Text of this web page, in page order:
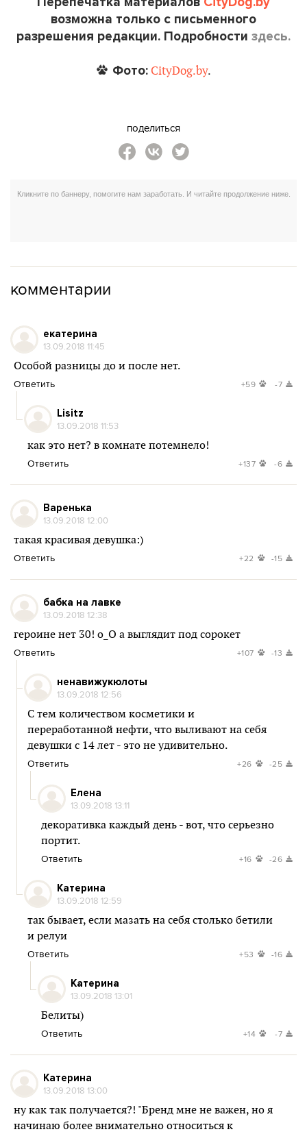
возможна только с письменного
разрешения редакции. Подробности здесь.
Фото: CityDog.by.
поделиться
комментарии
екатерина
13.09.2018 11:45
Особой разницы до и после нет.
Ответить +59 -7
Lisitz
13.09.2018 11:53
как это нет? в комнате потемнело!
Ответить +137 -6
Варенька
13.09.2018 12:00
такая красивая девушка:)
Ответить +22 -15
бабка на лавке
13.09.2018 12:38
героине нет 30! о_О а выглядит под сорокет
Ответить +107 -13
ненавижукюлоты
13.09.2018 12:56
С тем количеством косметики и
переработанной нефти, что выливают на себя
девушки с 14 лет - это не удивительно.
Ответить +26 -25
Елена
13.09.2018 13:11
декоративка каждый день - вот, что серьезно
портит.
Ответить +16 -26
Катерина
13.09.2018 12:59
так бывает, если мазать на себя столько бетили
и релуи
Ответить +53 -16
Катерина
13.09.2018 13:01
Белиты)
Ответить +14 -7
Катерина
13.09.2018 13:00
ну как так получается?! "Бренд мне не важен, но я
начинаю более внимательно относиться к